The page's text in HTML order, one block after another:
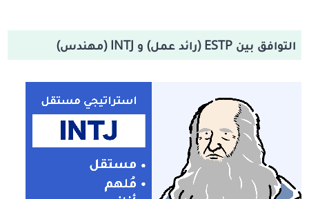
التوافق بين ESTP (رائد عمل) و INTJ (مهندس)